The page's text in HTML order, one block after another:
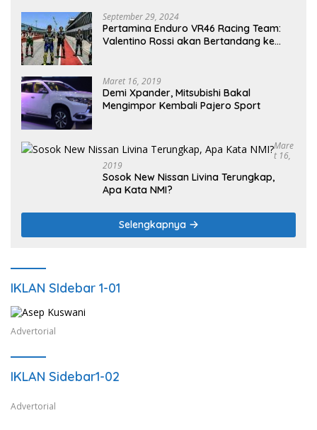
September 29, 2024
Pertamina Enduro VR46 Racing Team:
Valentino Rossi akan Bertandang ke
Maret 16, 2019
Demi Xpander, Mitsubishi Bakal
Mengimpor Kembali Pajero Sport
Mare
T 16,
2019
Sosok New Nissan Livina Terungkap,
Apa Kata NMI?
Selengkapnya
IKLAN SIdebar 1-01
Advertorial
IKLAN Sidebar1-02
Advertorial